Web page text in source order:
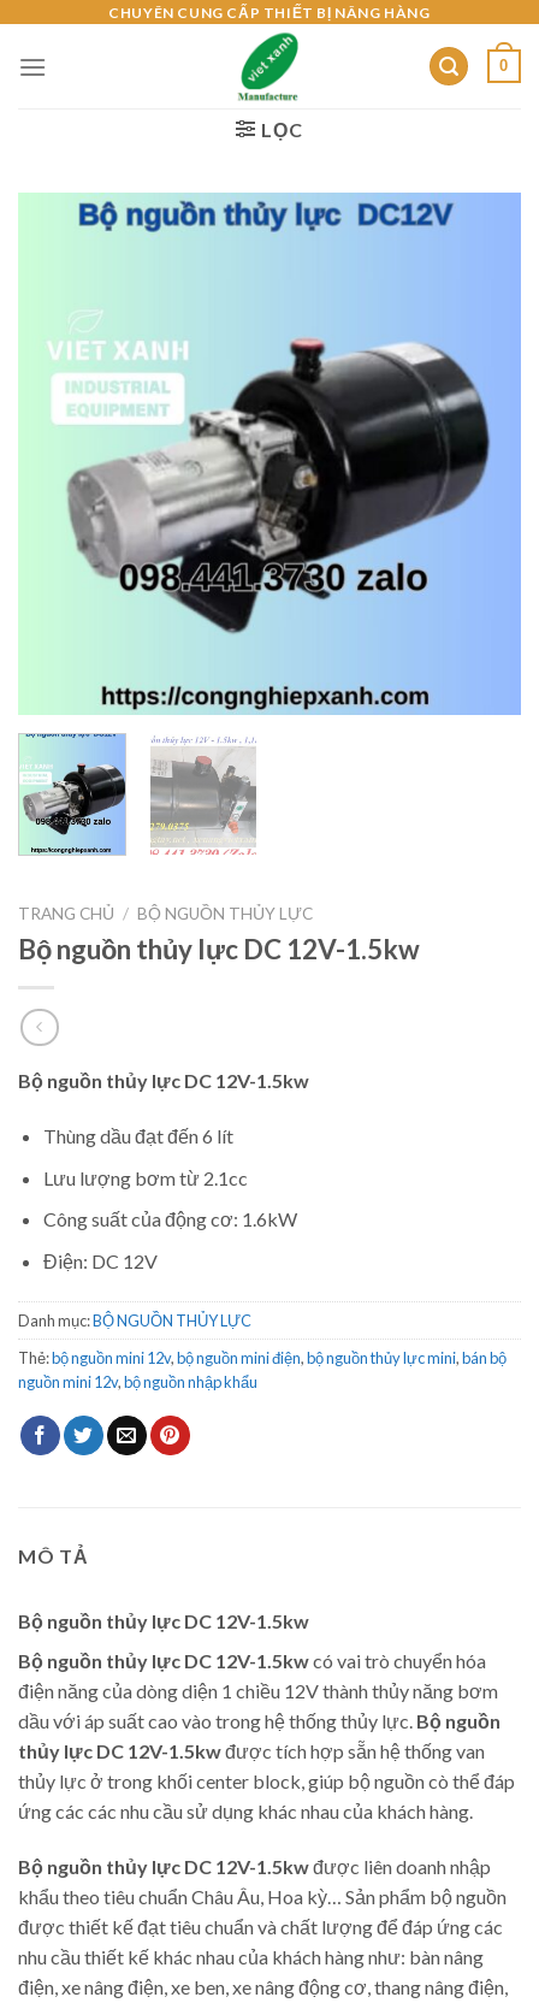
content
CHUYÊN CUNG CẤP THIẾT BỊ NÂNG HÀNG
0
LỌC
TRANG CHỦ / BỘ NGUỒN THỦY LỰC
Bộ nguồn thủy lực DC 12V-1.5kw
Bộ nguồn thủy lực DC 12V-1.5kw
Thùng dầu đạt đến 6 lít
Lưu lượng bơm từ 2.1cc
Công suất của động cơ: 1.6kW
Điện: DC 12V
Danh mục:BỘ NGUỒN THỦY LỰC
Thẻ:bộ nguồn mini 12v,bộ nguồn mini điện,bộ nguồn thủy lực mini,bán bộ
nguồn mini 12v,bộ nguồn nhập khẩu
MÔ TẢ
Bộ nguồn thủy lực DC 12V-1.5kw
Bộ nguồn thủy lực DC 12V-1.5kwcó vai trò chuyển hóa
điện năng của dòng diện 1 chiều 12V thành thủy năng bơm
dầu với áp suất cao vào trong hệ thống thủy lực. Bộ nguồn
thủy lực DC 12V-1.5kwđược tích hợp sẵn hệ thống van
thủy lực ở trong khối center block, giúp bộ nguồn cò thể đáp
ứng các các nhu cầu sử dụng khác nhau của khách hàng.
Bộ nguồn thủy lực DC 12V-1.5kwđược liên doanh nhập
khẩu theo tiêu chuẩn Châu Âu, Hoa kỳ… Sản phẩm bộ nguồn
được thiết kế đạt tiêu chuẩn và chất lượng để đáp ứng các
nhu cầu thiết kế khác nhau của khách hàng như: bàn nâng
điện, xe nâng điện, xe ben, xe nâng động cơ, thang nâng điện,